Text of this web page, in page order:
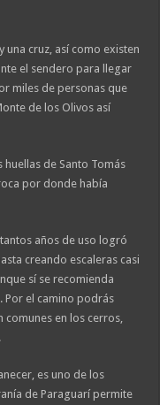
una cruz, así como existen
el sendero para llegar
miles de personas que
de los Olivos así
de Santo Tomás
por donde había
años de uso logró
creando escaleras casi
sí se recomienda
Por el camino podrás
en los cerros,
es uno de los
de Paraguarí permite